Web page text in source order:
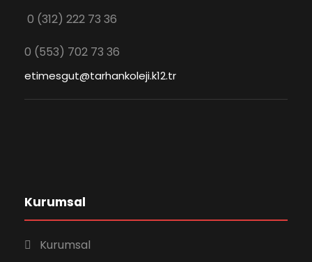
0 (312) 222 73 36
0 (553) 702 73 36
etimesgut@tarhankoleji.k12.tr
Kurumsal
Kurumsal